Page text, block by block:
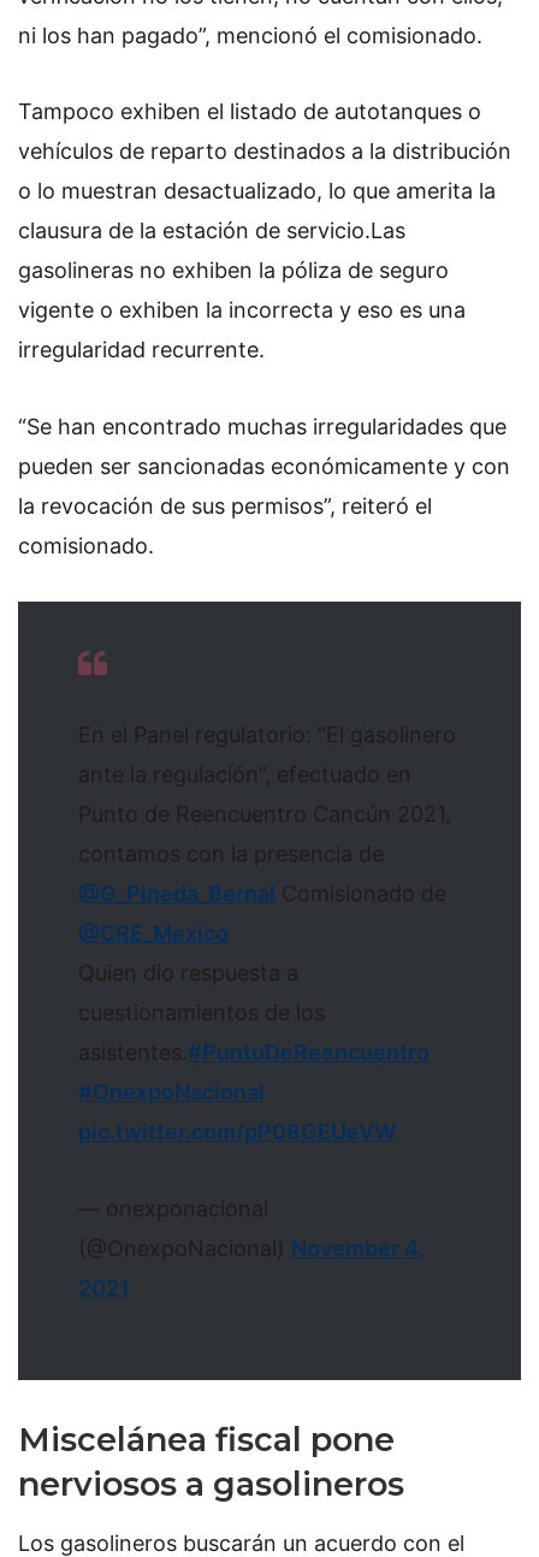
ni los han pagado”, mencionó el comisionado.
Tampoco exhiben el listado de autotanques o
vehículos de reparto destinados a la distribución
o lo muestran desactualizado, lo que amerita la
clausura de la estación de servicio.Las
gasolineras no exhiben la póliza de seguro
vigente o exhiben la incorrecta y eso es una
irregularidad recurrente.
“Se han encontrado muchas irregularidades que
pueden ser sancionadas económicamente y con
la revocación de sus permisos”, reiteró el
comisionado.
En el Panel regulatorio: “El gasolinero
ante la regulación”, efectuado en
Punto de Reencuentro Cancún 2021,
contamos con la presencia de
@G_Pineda_Bernal Comisionado de
@CRE_Mexico
Quien dio respuesta a
cuestionamientos de los
asistentes.#PuntoDeReencuentro
#OnexpoNacional
pic.twitter.com/pP08GEUeVW
— onexponacional
(@OnexpoNacional) November 4,
2021
Miscelánea fiscal pone
nerviosos a gasolineros
Los gasolineros buscarán un acuerdo con el